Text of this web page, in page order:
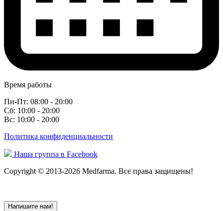
Время работы
Пн-Пт: 08:00 - 20:00
Сб: 10:00 - 20:00
Вс: 10:00 - 20:00
Политика конфиденциальности
Наша группа в Facebook
Copyright © 2013-2026 Medfarma. Все права защищены!
Напишите нам!